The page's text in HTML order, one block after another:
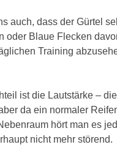
auch, dass der Gürtel
oder Blaue Flecken
Training
ist die Lautstärke –
da ein normaler
hört man es
nicht mehr störend.